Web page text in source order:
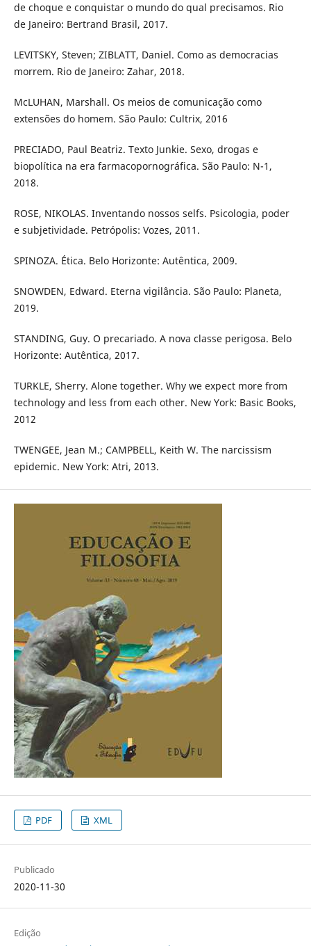
de choque e conquistar o mundo do qual precisamos. Rio
de Janeiro: Bertrand Brasil, 2017.
LEVITSKY, Steven; ZIBLATT, Daniel. Como as democracias
morrem. Rio de Janeiro: Zahar, 2018.
McLUHAN, Marshall. Os meios de comunicação como
extensões do homem. São Paulo: Cultrix, 2016
PRECIADO, Paul Beatriz. Texto Junkie. Sexo, drogas e
biopolítica na era farmacopornográfica. São Paulo: N-1,
2018.
ROSE, NIKOLAS. Inventando nossos selfs. Psicologia, poder
e subjetividade. Petrópolis: Vozes, 2011.
SPINOZA. Ética. Belo Horizonte: Autêntica, 2009.
SNOWDEN, Edward. Eterna vigilância. São Paulo: Planeta,
2019.
STANDING, Guy. O precariado. A nova classe perigosa. Belo
Horizonte: Autêntica, 2017.
TURKLE, Sherry. Alone together. Why we expect more from
technology and less from each other. New York: Basic Books,
2012
TWENGEE, Jean M.; CAMPBELL, Keith W. The narcissism
epidemic. New York: Atri, 2013.
PDF XML
Publicado
2020-11-30
Edição